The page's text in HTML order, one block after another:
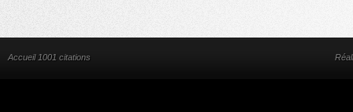
Accueil 1001 citations